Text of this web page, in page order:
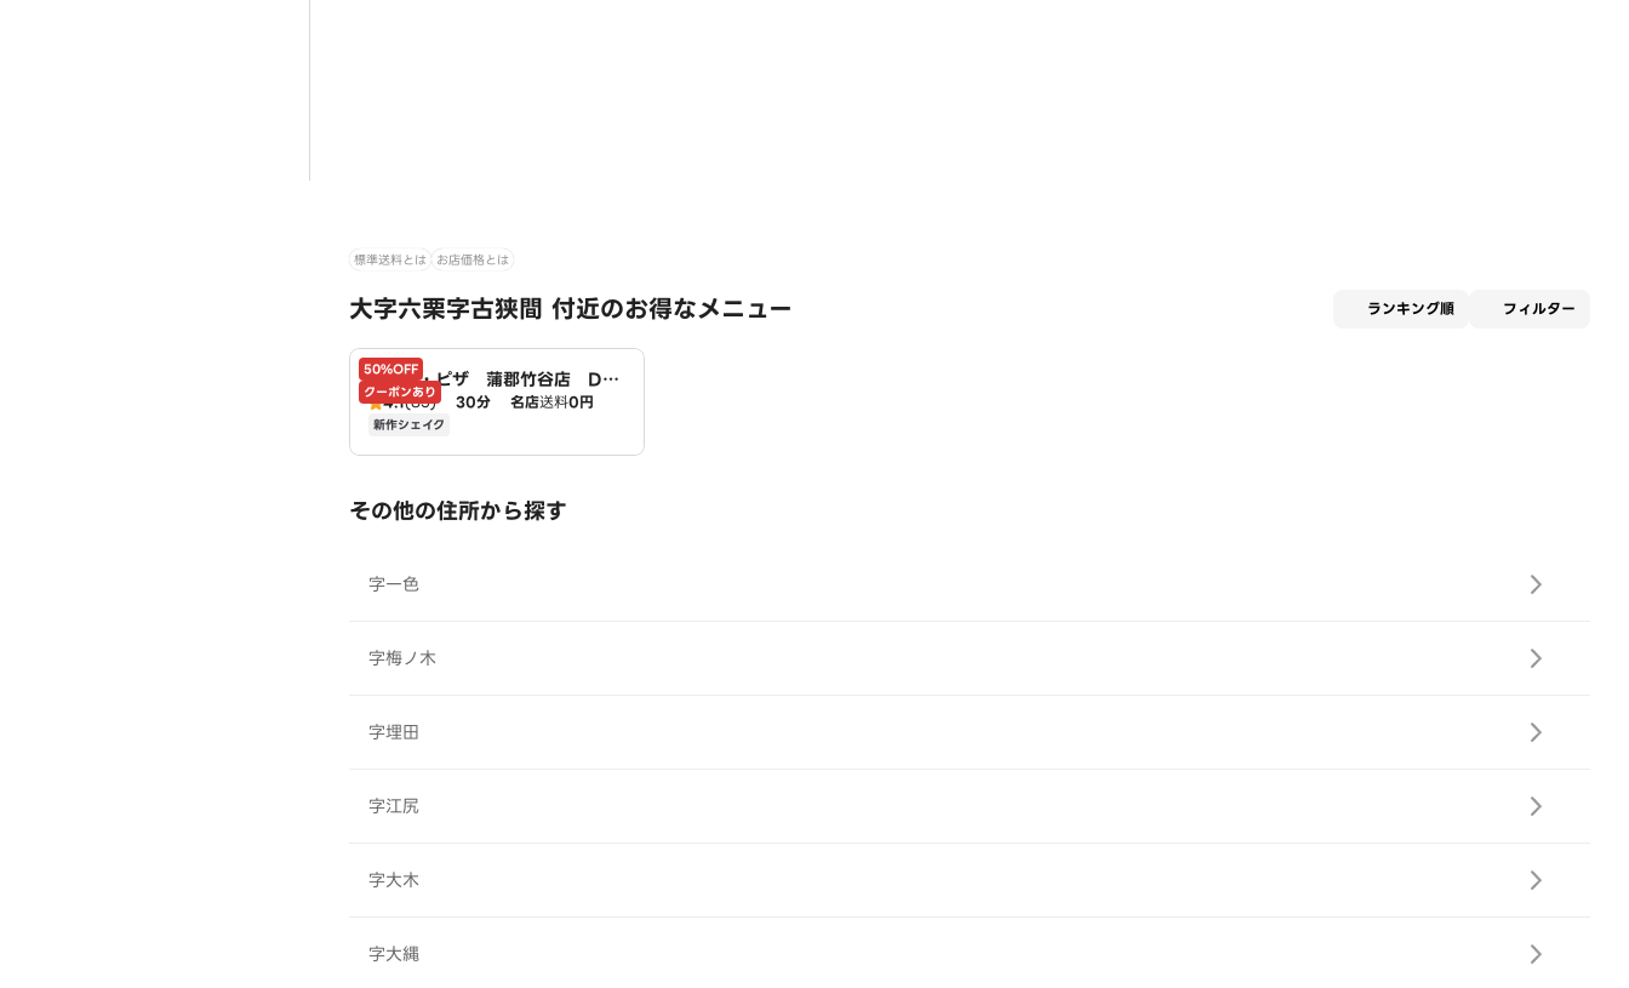
標準送料とは お店価格とは
大字六栗字古狭間 付近のお得なメニュー ランキング順 フィルター
50%OFF
クーポンあり
ドミノ・ピザ 蒲郡竹谷店 Do
mino's
4.1(85) 30分 名店送料0円
新作シェイク
その他の住所から探す
字一色
字梅ノ木
字埋田
字江尻
字大木
字大縄